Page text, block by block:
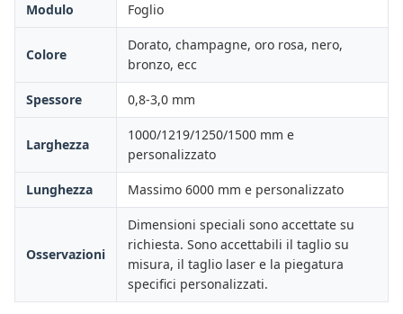
Modulo Foglio
Colore
Dorato, champagne, oro rosa, nero,
bronzo, ecc
Spessore 0,8-3,0 mm
Larghezza
1000/1219/1250/1500 mm e
personalizzato
Lunghezza Massimo 6000 mm e personalizzato
Osservazioni
Dimensioni speciali sono accettate su
richiesta. Sono accettabili il taglio su
misura, il taglio laser e la piegatura
specifici personalizzati.